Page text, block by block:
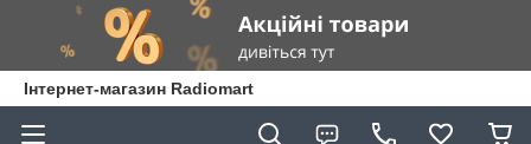
Інтернет-магазин Radiomart